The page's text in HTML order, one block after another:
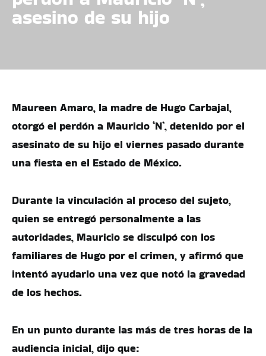
asesino de su hijo
Maureen Amaro, la madre de Hugo Carbajal,
otorgó el perdón a Mauricio ‘N’, detenido por el
asesinato de su hijo el viernes pasado durante
una fiesta en el Estado de México.
Durante la vinculación al proceso del sujeto,
quien se entregó personalmente a las
autoridades, Mauricio se disculpó con los
familiares de Hugo por el crimen, y afirmó que
intentó ayudarlo una vez que notó la gravedad
de los hechos.
En un punto durante las más de tres horas de la
audiencia inicial, dijo que: